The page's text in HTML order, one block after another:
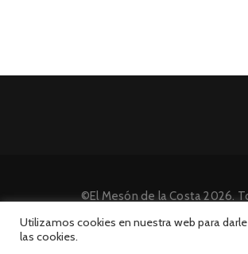
©El Mesón de la Costa 2026.
Desarrollado por INFORmedia
Utilizamos cookies en nuestra web para
las cookies.